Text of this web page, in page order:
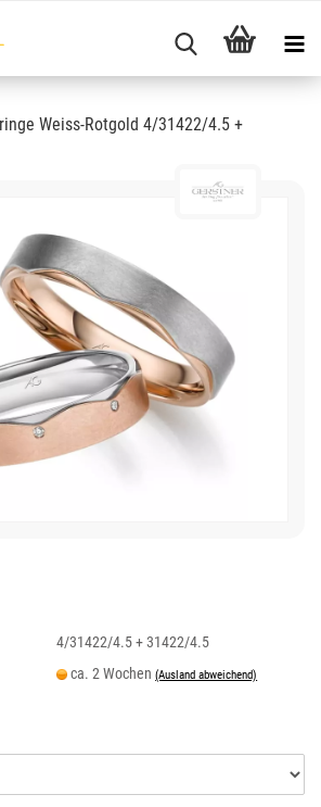
Weiss-Rotgold 4/31422/4.5 +
4/31422/4.5 + 31422/4.5
ca. 2 Wochen(Ausland abweichend)